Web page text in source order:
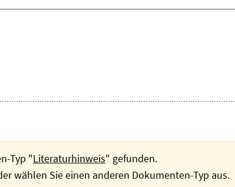
Typ "Literaturhinweis" gefunden.
wählen Sie einen anderen Dokumenten-Typ aus.